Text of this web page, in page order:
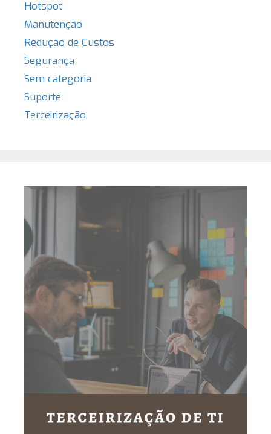
Hotspot
Manutenção
Redução de Custos
Segurança
Sem categoria
Suporte
Terceirização